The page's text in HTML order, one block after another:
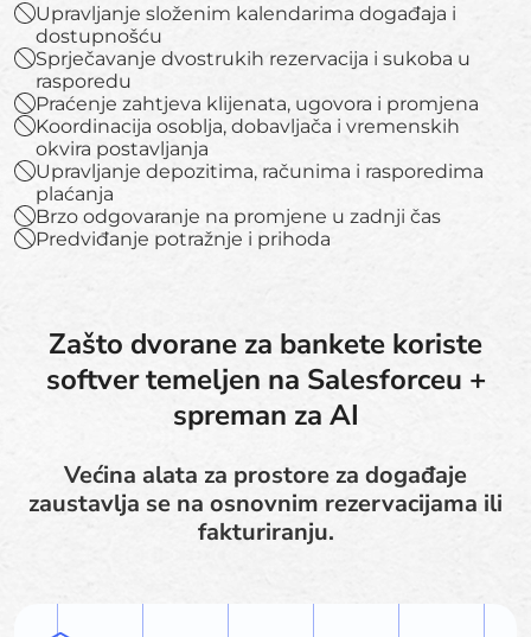
Upravljanje složenim kalendarima događaja i
dostupnošću
Sprječavanje dvostrukih rezervacija i sukoba u
rasporedu
Praćenje zahtjeva klijenata, ugovora i promjena
Koordinacija osoblja, dobavljača i vremenskih
okvira postavljanja
Upravljanje depozitima, računima i rasporedima
plaćanja
Brzo odgovaranje na promjene u zadnji čas
Predviđanje potražnje i prihoda
Zašto dvorane za bankete koriste
softver temeljen na Salesforceu +
spreman za AI
Većina alata za prostore za događaje
zaustavlja se na osnovnim rezervacijama ili
fakturiranju.